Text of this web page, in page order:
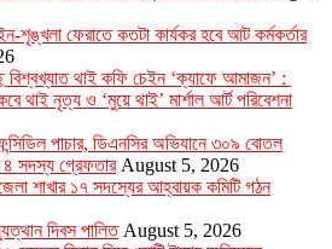
ফেরাতে কতটা কার্যকর হবে আট কর্মকর্তার
বিশ্বখ্যাত থাই কফি চেইন ‘ক্যাফে আমাজন’ :
থাই নৃত্য ও ‘মুয়ে থাই’ মার্শাল আর্ট পরিবেশনা
পাচার, ডিএনসির অভিযানে ৩০৯ বোতল
৪ সদস্য গ্রেফতার August 5, 2026
শাখার ১৭ সদস্যের আহ্বায়ক কমিটি গঠন
দিবস পালিত August 5, 2026